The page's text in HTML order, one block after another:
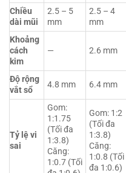
Chiều
dài mũi
2.5 – 5
mm
2.5 – 4
mm
Khoảng
cách
kim
— 2.6 mm
Độ rộng
vắt sổ
4.8 mm 6.4 mm
Tỷ lệ vi
sai
Gom:
1:1.75
(Tối đa
1:3.8)
Căng:
1:0.7 (Tối
Gom: 1:2
(Tối đa
1:3.8)
Căng:
1:0.8 (Tối
đa 1:0.6)